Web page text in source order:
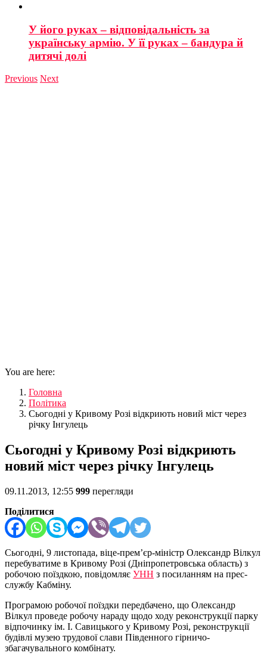
У його руках – відповідальність за
українську армію. У її руках – бандура й
дитячі долі
Previous Next
You are here:
Головна
Політика
Сьогодні у Кривому Розі відкриють новий міст через
річку Інгулець
Сьогодні у Кривому Розі відкриють
новий міст через річку Інгулець
09.11.2013, 12:55 999 перегляди
Поділитися
Сьогодні, 9 листопада, віце-прем’єр-міністр Олександр Вілкул
перебуватиме в Кривому Розі (Дніпропетровська область) з
робочою поїздкою, повідомляє УНН з посиланням на прес-
службу Кабміну.
Програмою робочої поїздки передбачено, що Олександр
Вілкул проведе робочу нараду щодо ходу реконструкції парку
відпочинку ім. І. Савицького у Кривому Розі, реконструкції
будівлі музею трудової слави Південного гірничо-
збагачувального комбінату.